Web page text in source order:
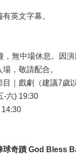
英文字幕。
，無中場休息。因
，敬請配合。
｜戲劇（建議7歲
-六) 19:30
球奇蹟 God Bless